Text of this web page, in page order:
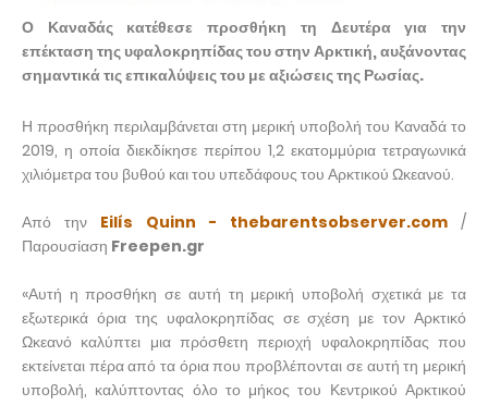
Ο Καναδάς κατέθεσε προσθήκη τη Δευτέρα για την
επέκταση της υφαλοκρηπίδας του στην Αρκτική, αυξάνοντας
σημαντικά τις επικαλύψεις του με αξιώσεις της Ρωσίας.
Η προσθήκη περιλαμβάνεται στη μερική υποβολή του Καναδά το
2019, η οποία διεκδίκησε περίπου 1,2 εκατομμύρια τετραγωνικά
χιλιόμετρα του βυθού και του υπεδάφους του Αρκτικού Ωκεανού.
Από την Eilís Quinn - thebarentsobserver.com /
Παρουσίαση Freepen.gr
«Αυτή η προσθήκη σε αυτή τη μερική υποβολή σχετικά με τα
εξωτερικά όρια της υφαλοκρηπίδας σε σχέση με τον Αρκτικό
Ωκεανό καλύπτει μια πρόσθετη περιοχή υφαλοκρηπίδας που
εκτείνεται πέρα ​​από τα όρια που προβλέπονται σε αυτή τη μερική
υποβολή, καλύπτοντας όλο το μήκος του Κεντρικού Αρκτικού